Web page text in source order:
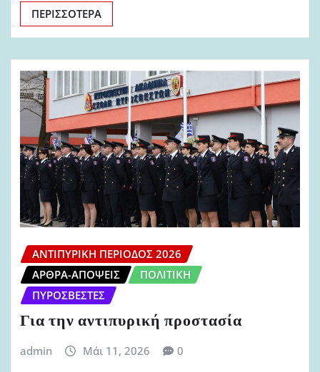
ΠΕΡΙΣΣΌΤΕΡΑ
ΑΝΤΙΠΥΡΙΚΉ ΠΕΡΊΟΔΟΣ 2026
ΆΡΘΡΑ-ΑΠΌΨΕΙΣ
ΠΟΛΙΤΙΚΉ
ΠΥΡΟΣΒΈΣΤΕΣ
Για την αντιπυρική προστασία
admin Μάι 11, 2026 0